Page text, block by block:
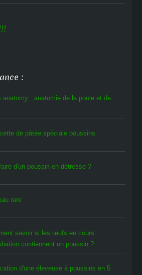
:
anatomy : anatomie de la poule et de
de pâtée spéciale poussins
d'un poussin en détresse ?
rare
savoir si les œufs en cours
contiennent un poussin ?
d'une éleveuse à poussins en 5